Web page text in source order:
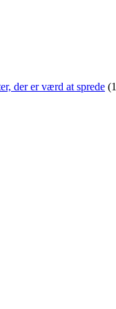
der er værd at sprede